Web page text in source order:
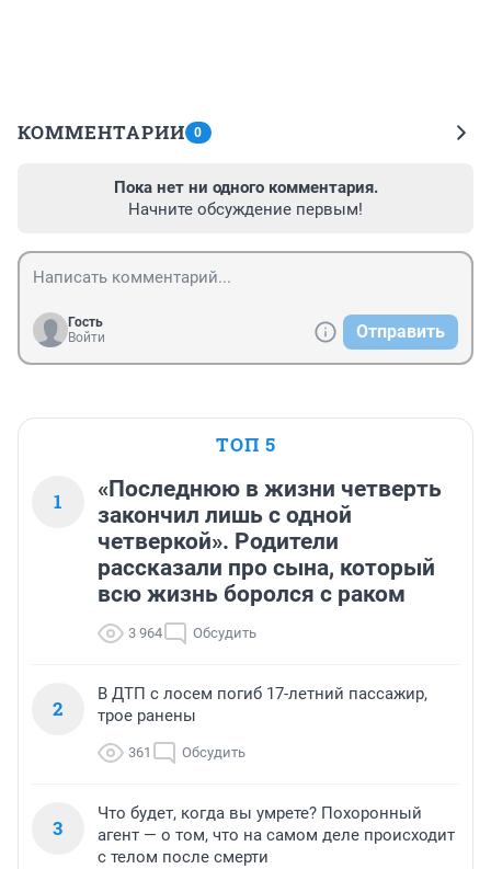
КОММЕНТАРИИ 0
Пока нет ни одного комментария.
Начните обсуждение первым!
Гость
Войти
Отправить
ТОП 5
1
«Последнюю в жизни четверть
закончил лишь с одной
четверкой». Родители
рассказали про сына, который
всю жизнь боролся с раком
3 964 Обсудить
2
В ДТП с лосем погиб 17-летний пассажир,
трое ранены
361 Обсудить
3
Что будет, когда вы умрете? Похоронный
агент — о том, что на самом деле происходит
с телом после смерти